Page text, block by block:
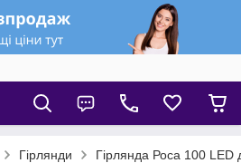
Гірлянди Гірлянда Роса 100 LED